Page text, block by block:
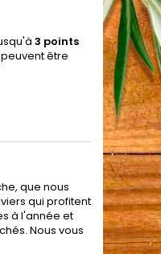
3 points
être
que nous
qui profitent
à l'année et
Nous vous